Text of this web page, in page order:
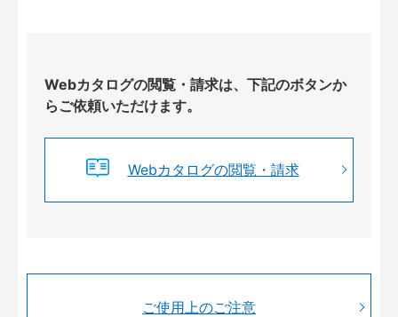
Webカタログの閲覧・請求は、下記のボタンか
らご依頼いただけます。
Webカタログの閲覧・請求
ご使用上のご注意